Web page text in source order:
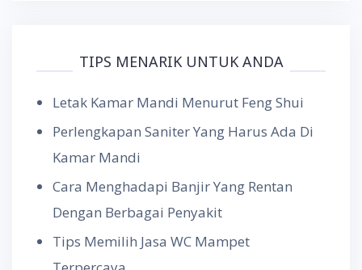
TIPS MENARIK UNTUK ANDA
Letak Kamar Mandi Menurut Feng Shui
Perlengkapan Saniter Yang Harus Ada Di
Kamar Mandi
Cara Menghadapi Banjir Yang Rentan
Dengan Berbagai Penyakit
Tips Memilih Jasa WC Mampet